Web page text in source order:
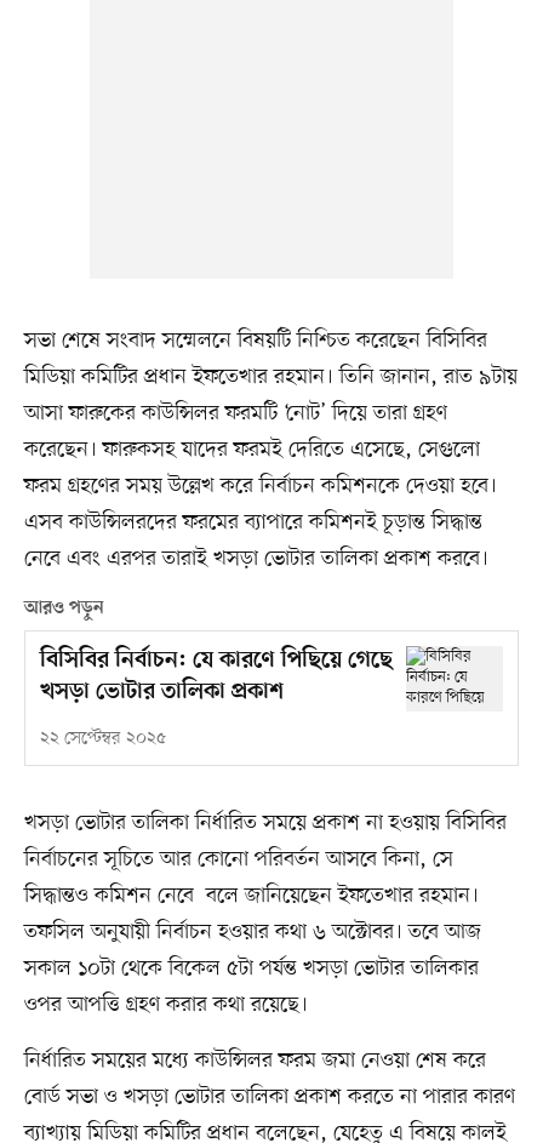
সভা শেষে সংবাদ সম্মেলনে বিষয়টি নিশ্চিত করেছেন বিসিবির
মিডিয়া কমিটির প্রধান ইফতেখার রহমান। তিনি জানান, রাত ৯টায়
আসা ফারুকের কাউন্সিলর ফরমটি ‘নোট’ দিয়ে তারা গ্রহণ
করেছেন। ফারুকসহ যাদের ফরমই দেরিতে এসেছে, সেগুলো
ফরম গ্রহণের সময় উল্লেখ করে নির্বাচন কমিশনকে দেওয়া হবে।
এসব কাউন্সিলরদের ফরমের ব্যাপারে কমিশনই চূড়ান্ত সিদ্ধান্ত
নেবে এবং এরপর তারাই খসড়া ভোটার তালিকা প্রকাশ করবে।
আরও পড়ুন
বিসিবির নির্বাচন: যে কারণে পিছিয়ে গেছে
খসড়া ভোটার তালিকা প্রকাশ
২২ সেপ্টেম্বর ২০২৫
খসড়া ভোটার তালিকা নির্ধারিত সময়ে প্রকাশ না হওয়ায় বিসিবির
নির্বাচনের সূচিতে আর কোনো পরিবর্তন আসবে কিনা, সে
সিদ্ধান্তও কমিশন নেবে বলে জানিয়েছেন ইফতেখার রহমান।
তফসিল অনুযায়ী নির্বাচন হওয়ার কথা ৬ অক্টোবর। তবে আজ
সকাল ১০টা থেকে বিকেল ৫টা পর্যন্ত খসড়া ভোটার তালিকার
ওপর আপত্তি গ্রহণ করার কথা রয়েছে।
নির্ধারিত সময়ের মধ্যে কাউন্সিলর ফরম জমা নেওয়া শেষ করে
বোর্ড সভা ও খসড়া ভোটার তালিকা প্রকাশ করতে না পারার কারণ
ব্যাখ্যায় মিডিয়া কমিটির প্রধান বলেছেন, যেহেতু এ বিষয়ে কালই